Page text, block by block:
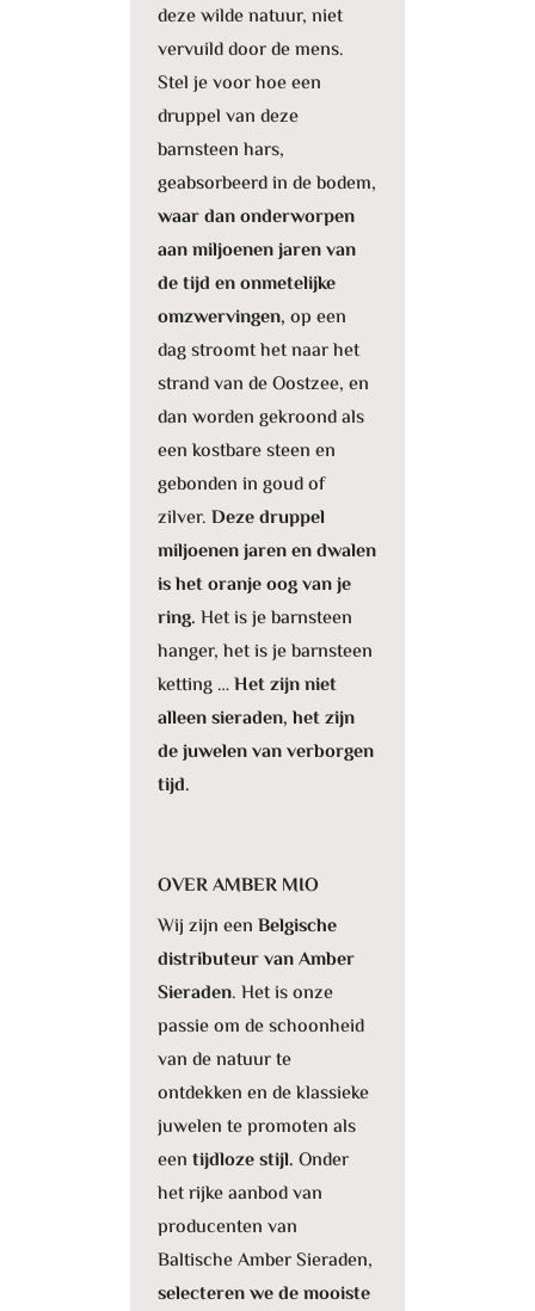
deze wilde natuur, niet
vervuild door de mens.
Stel je voor hoe een
druppel van deze
barnsteen hars,
geabsorbeerd in de bodem,
waar dan onderworpen
aan miljoenen jaren van
de tijd en onmetelijke
omzwervingen, op een
dag stroomt het naar het
strand van de Oostzee, en
dan worden gekroond als
een kostbare steen en
gebonden in goud of
zilver.Deze druppel
miljoenen jaren en dwalen
is het oranje oog van je
ring. Het is je barnsteen
hanger, het is je barnsteen
ketting …Het zijn niet
alleen sieraden, het zijn
de juwelen van verborgen
tijd.
OVER AMBER MIO
Wij zijn eenBelgische
distributeur van Amber
Sieraden. Het is onze
passie om de schoonheid
van de natuur te
ontdekken en de klassieke
juwelen te promoten als
eentijdloze stijl. Onder
het rijke aanbod van
producenten van
Baltische Amber Sieraden,
selecteren we de mooiste